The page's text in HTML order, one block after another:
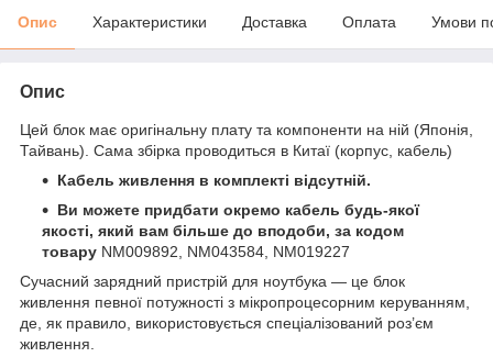
Опис Характеристики Доставка Оплата Умови
Опис
Цей блок має оригінальну плату та компоненти на ній (Японія,
Тайвань). Сама збірка проводиться в Китаї (корпус, кабель)
Кабель живлення в комплекті відсутній.
Ви можете придбати окремо кабель будь-якої
якості, який вам більше до вподоби, за кодом
товару NM009892, NM043584, NM019227
Сучасний зарядний пристрій для ноутбука — це блок
живлення певної потужності з мікропроцесорним керуванням,
де, як правило, використовується спеціалізований роз’єм
живлення.